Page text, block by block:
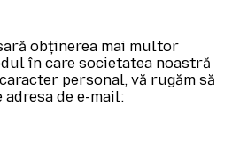
obținerea mai multor
în care societatea noastră
personal, vă rugăm să
de e-mail: